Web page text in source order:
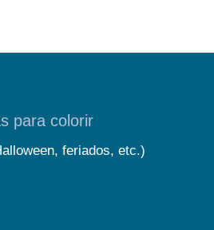
para colorir
feriados, etc.)